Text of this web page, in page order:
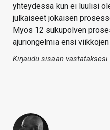
yhteydessä kun ei luulisi
julkaiseet jokaisen
Myös 12 sukupolven
ajuriongelmia ensi viikkojen
Kirjaudu sisään vastataksesi